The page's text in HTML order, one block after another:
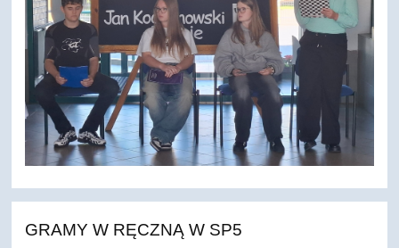
GRAMY W RĘCZNĄ W SP5